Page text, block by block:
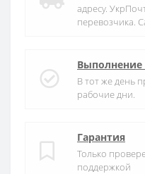
адресу.
перевозчика.
Выполнение
В тот же день
рабочие дни.
Гарантия
Только
поддержкой